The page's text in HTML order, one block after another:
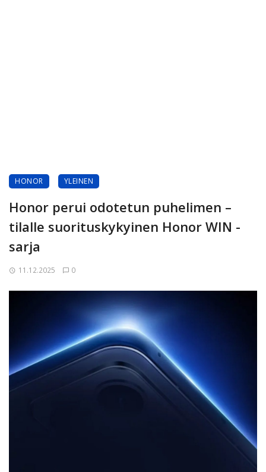
HONOR YLEINEN
Honor perui odotetun puhelimen –
tilalle suorituskykyinen Honor WIN -
sarja
11.12.2025 0